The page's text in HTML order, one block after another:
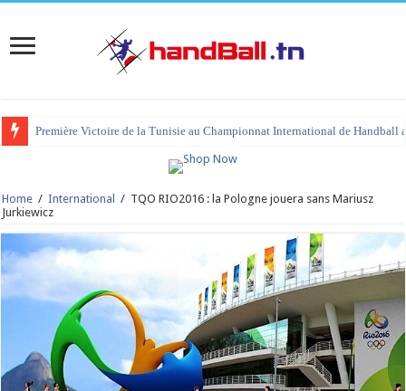
Première Victoire de la Tunisie au Championnat International de Handball
tournoi international Hammamet 2023 : programme et liste des joueurs
Home / International / TQO RIO2016 : la Pologne jouera sans Mariusz
Jurkiewicz